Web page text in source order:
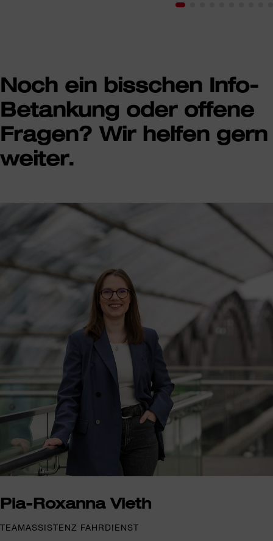
Noch ein bisschen Info-
Betankung oder offene
Fragen? Wir helfen gern
weiter.
Pia-Roxanna Vieth
TEAMASSISTENZ FAHRDIENST